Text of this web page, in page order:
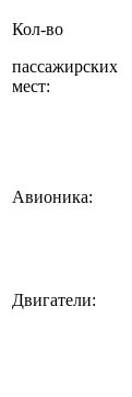
Кол-во
пассажирских
мест:
Авионика:
Двигатели: